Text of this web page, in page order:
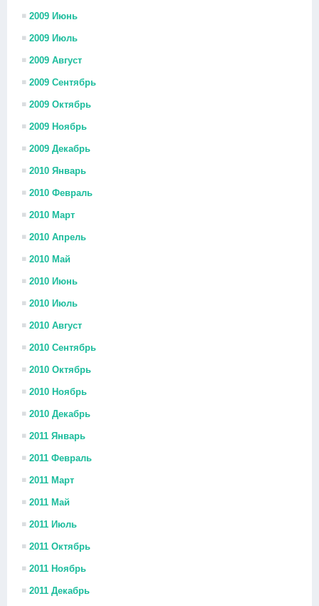
2009 Июнь
2009 Июль
2009 Август
2009 Сентябрь
2009 Октябрь
2009 Ноябрь
2009 Декабрь
2010 Январь
2010 Февраль
2010 Март
2010 Апрель
2010 Май
2010 Июнь
2010 Июль
2010 Август
2010 Сентябрь
2010 Октябрь
2010 Ноябрь
2010 Декабрь
2011 Январь
2011 Февраль
2011 Март
2011 Май
2011 Июль
2011 Октябрь
2011 Ноябрь
2011 Декабрь